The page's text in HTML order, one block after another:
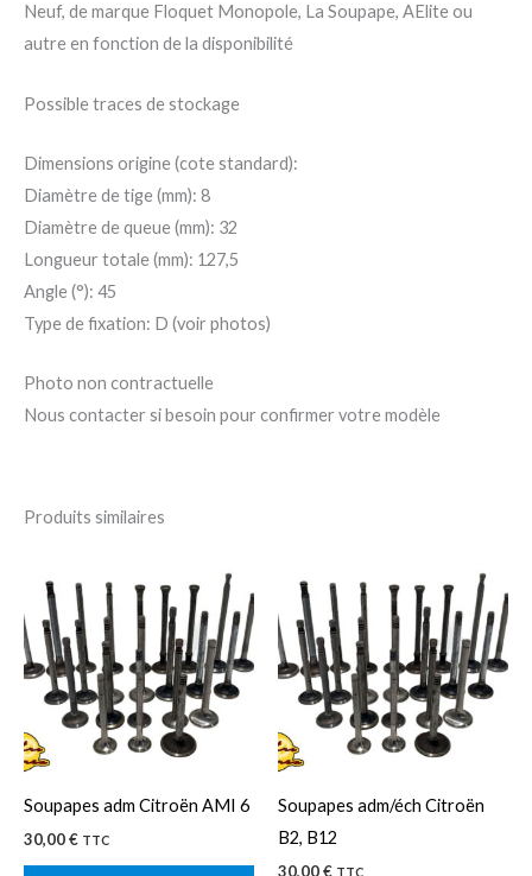
Neuf, de marque Floquet Monopole, La Soupape, AElite ou
autre en fonction de la disponibilité
Possible traces de stockage
Dimensions origine (cote standard):
Diamètre de tige (mm): 8
Diamètre de queue (mm): 32
Longueur totale (mm): 127,5
Angle (°): 45
Type de fixation: D (voir photos)
Photo non contractuelle
Nous contacter si besoin pour confirmer votre modèle
Produits similaires
Soupapes adm Citroën AMI 6
30,00€ TTC
produit
a
plusieurs
variations.
options
être
choisies
Soupapes adm/éch Citroën
B2, B12
30,00€ TTC
a